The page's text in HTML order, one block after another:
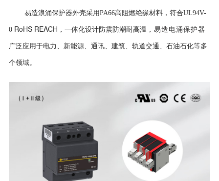
易造浪涌保护器外壳采用PA66高阻燃绝缘材料，符合UL94V-
0 RoHS REACH ，一体化设计防震防潮耐高温 ，易造电涌保护器
广泛应用于电力、新能源、通讯、建筑、轨道交通、石油石化等多
个领域。